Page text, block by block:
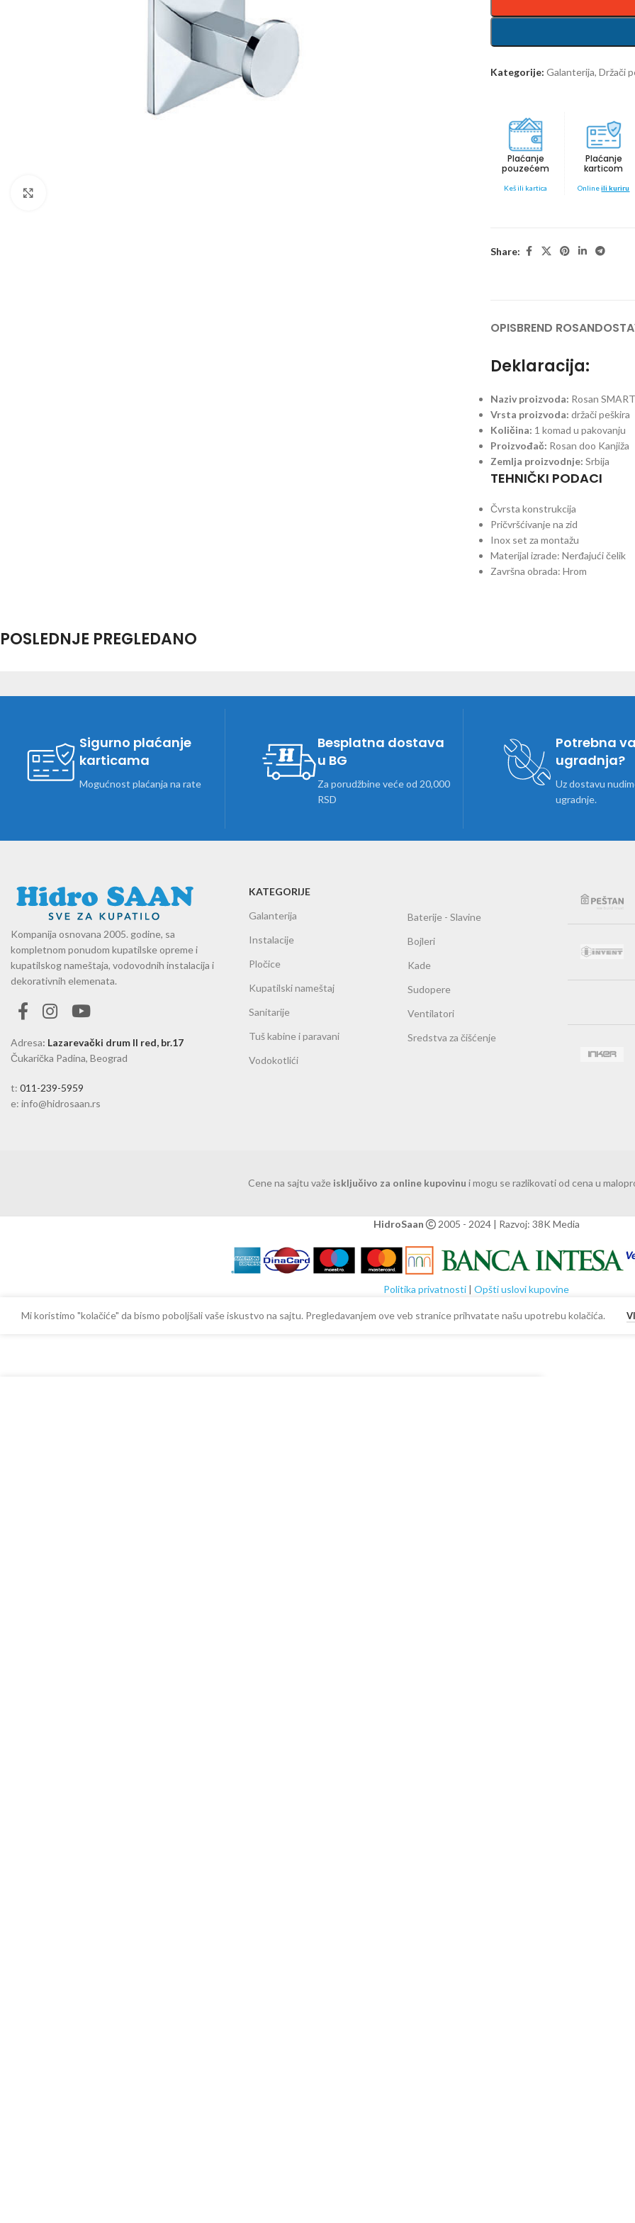
Kategorije: Galanterija, Držači
Plaćanje
pouzećem
Keš ili kartica
Plaćanje
karticom
Onlineili kuriru
Share:
OPISBREND ROSAN
Deklaracija:
Naziv proizvoda: Rosan
Vrsta proizvoda: držači peškira
Količina: 1 komad u pakovanju
Proizvođač: Rosan doo Kanjiža
Zemlja proizvodnje: Srbija
TEHNIČKI PODACI
Čvrsta konstrukcija
Pričvršćivanje na zid
Inox set za montažu
Materijal izrade: Nerđajući čelik
Završna obrada: Hrom
POSLEDNJE PREGLEDANO
Sigurno plaćanje
karticama
Mogućnost plaćanja na rate
Besplatna dostava
u BG
Za porudžbine veće od 20,000
RSD
Potrebna
ugradnja?
Uz dostavu
ugradnje.
Kompanija osnovana 2005. godine, sa
kompletnom ponudom kupatilske opreme i
kupatilskog nameštaja, vodovodnih instalacija i
dekorativnih elemenata.
Adresa: Lazarevački drum II red, br.17
Čukarička Padina, Beograd
t: 011-239-5959
e: info@hidrosaan.rs
KATEGORIJE
Galanterija
Instalacije
Pločice
Kupatilski nameštaj
Sanitarije
Tuš kabine i paravani
Vodokotlići
Baterije - Slavine
Bojleri
Kade
Sudopere
Ventilatori
Sredstva za čišćenje
Cene na sajtu važe isključivo za online kupovinu i mogu se razlikovati od cena u
HidroSaan 2005 - 2024 | Razvoj: 38K Media
Politika privatnosti | Opšti uslovi kupovine
Mi koristimo "kolačiće" da bismo poboljšali vaše iskustvo na sajtu. Pregledavanjem ove veb stranice prihvatate našu upotrebu kolačića.